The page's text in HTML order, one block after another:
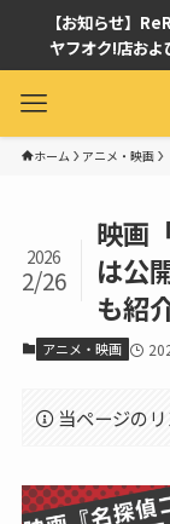
【お知らせ】
ヤフオク!店およ
ホーム アニメ・映画
映画
は公
も紹
2026
2/26
アニメ・映画
当ページの